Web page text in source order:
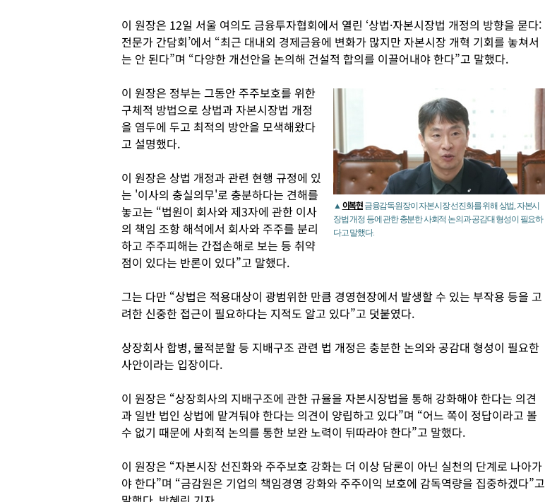
이 원장은 12일 서울 여의도 금융투자협회에서 열린 ‘상법·자본시장법 개정의 방향을 묻다:
전문가 간담회’에서 “최근 대내외 경제금융에 변화가 많지만 자본시장 개혁 기회를 놓쳐서
는 안 된다”며 “다양한 개선안을 논의해 건설적 합의를 이끌어내야 한다”고 말했다.
▲ 이복현 금융감독원장이 자본시장 선진화를 위해 상법, 자본시
장법 개정 등에 관한 충분한 사회적 논의과 공감대 형성이 필요하
다고 말했다.
이 원장은 정부는 그동안 주주보호를 위한
구체적 방법으로 상법과 자본시장법 개정
을 염두에 두고 최적의 방안을 모색해왔다
고 설명했다.
이 원장은 상법 개정과 관련 현행 규정에 있
는 '이사의 충실의무'로 충분하다는 견해를
놓고는 “법원이 회사와 제3자에 관한 이사
의 책임 조항 해석에서 회사와 주주를 분리
하고 주주피해는 간접손해로 보는 등 취약
점이 있다는 반론이 있다”고 말했다.
그는 다만 “상법은 적용대상이 광범위한 만큼 경영현장에서 발생할 수 있는 부작용 등을 고
려한 신중한 접근이 필요하다는 지적도 알고 있다”고 덧붙였다.
상장회사 합병, 물적분할 등 지배구조 관련 법 개정은 충분한 논의와 공감대 형성이 필요한
사안이라는 입장이다.
이 원장은 “상장회사의 지배구조에 관한 규율을 자본시장법을 통해 강화해야 한다는 의견
과 일반 법인 상법에 맡겨둬야 한다는 의견이 양립하고 있다”며 “어느 쪽이 정답이라고 볼
수 없기 때문에 사회적 논의를 통한 보완 노력이 뒤따라야 한다”고 말했다.
이 원장은 “자본시장 선진화와 주주보호 강화는 더 이상 담론이 아닌 실천의 단계로 나아가
야 한다”며 “금감원은 기업의 책임경영 강화와 주주이익 보호에 감독역량을 집중하겠다”고